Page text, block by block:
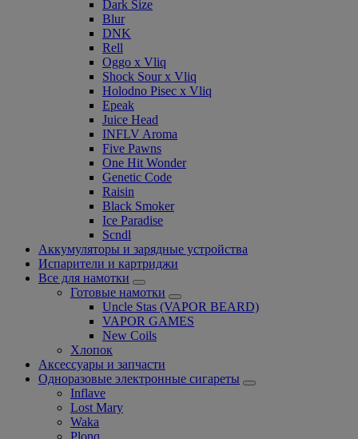
Dark Size
Blur
DNK
Rell
Oggo x Vliq
Shock Sour x Vliq
Holodno Pisec x Vliq
Epeak
Juice Head
INFLV Aroma
Five Pawns
One Hit Wonder
Genetic Code
Raisin
Black Smoker
Ice Paradise
Scndl
Аккумуляторы и зарядные устройства
Испарители и картриджи
Все для намотки
Готовые намотки
Uncle Stas (VAPOR BEARD)
VAPOR GAMES
New Coils
Хлопок
Аксессуары и запчасти
Одноразовые электронные сигареты
Inflave
Lost Mary
Waka
Plonq